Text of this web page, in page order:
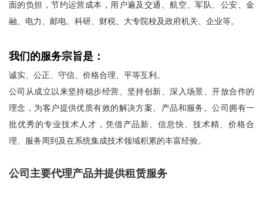
面的负担，节约运营成本，用户遍及交通、航空、军队、公安、金
融、电力、邮电、科研、财税、大专院校及政府机关、企业等。
我们的服务宗旨是：
诚实、公正、守信、价格合理、平等互利。
公司从成立以来坚持稳步经营、坚持创新、深入场景、开放合作的
理念，为客户提供优质有效的解决方案、产品和服务。公司拥有一
批优秀的专业技术人才，凭借产品新、信息快、技术精、价格合
理、服务周到及在系统集成技术领域积累的丰富经验。
公司主要代理产品并提供租赁服务